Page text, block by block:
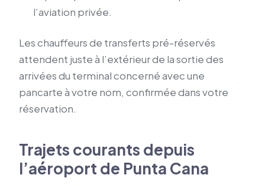
l’aviation privée.
Les chauffeurs de transferts pré-réservés
attendent juste à l’extérieur de la sortie des
arrivées du terminal concerné avec une
pancarte à votre nom, confirmée dans votre
réservation.
Trajets courants depuis
l’aéroport de Punta Cana